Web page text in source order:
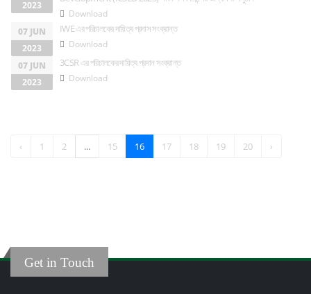
2023
Download
07 JUN
2023
IWE এর পরিচালকের দায়িত্ব প্রদাস সংক্রান্ত
Download
07 JUN
2023
3CSR এর পরিচালকের দায়িত্ব প্রদান সংক্রান্ত
Download
‹ 1 2 ... 15 16 17 18 19 20 ›
Get in Touch